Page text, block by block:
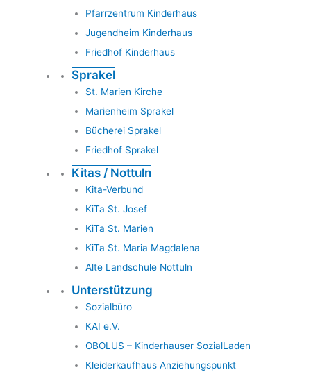
Pfarrzentrum Kinderhaus
Jugendheim Kinderhaus
Friedhof Kinderhaus
Sprakel
St. Marien Kirche
Marienheim Sprakel
Bücherei Sprakel
Friedhof Sprakel
Kitas / Nottuln
Kita-Verbund
KiTa St. Josef
KiTa St. Marien
KiTa St. Maria Magdalena
Alte Landschule Nottuln
Unterstützung
Sozialbüro
KAI e.V.
OBOLUS – Kinderhauser SozialLaden
Kleiderkaufhaus Anziehungspunkt